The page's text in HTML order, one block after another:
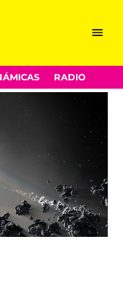
Menu
RADIO